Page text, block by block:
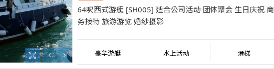
64呎西式游艇 [SH005] 适合公司活动 团体聚会 生日庆祝 商
务接待 旅游游览 婚纱摄影
豪华游艇 水上活动 滑梯